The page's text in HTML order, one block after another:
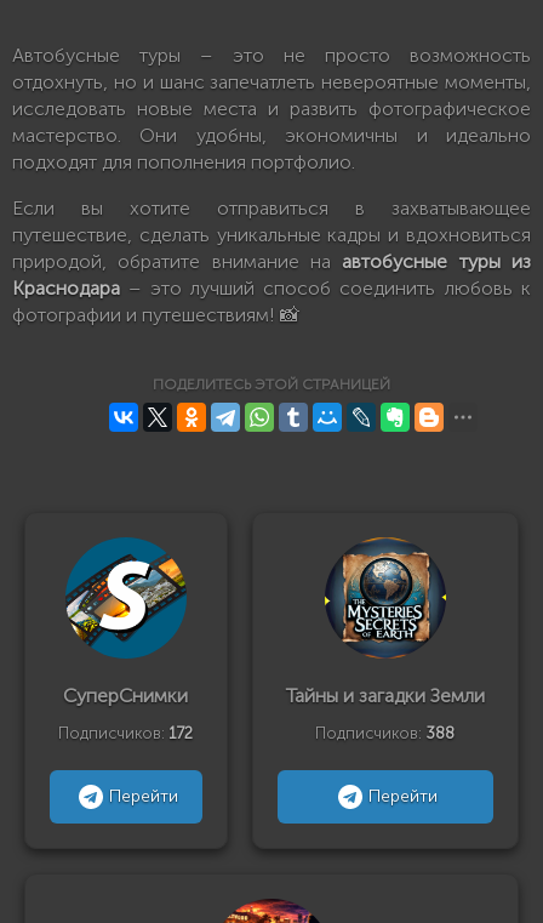
Автобусные туры – это не просто возможность
отдохнуть, но и шанс запечатлеть невероятные моменты,
исследовать новые места и развить фотографическое
мастерство. Они удобны, экономичны и идеально
подходят для пополнения портфолио.
Если вы хотите отправиться в захватывающее
путешествие, сделать уникальные кадры и вдохновиться
природой, обратите внимание на автобусные туры из
Краснодара – это лучший способ соединить любовь к
фотографии и путешествиям! 📸
ПОДЕЛИТЕСЬ ЭТОЙ СТРАНИЦЕЙ
СуперСнимки
Подписчиков: 172
Перейти
Тайны и загадки Земли
Подписчиков: 388
Перейти